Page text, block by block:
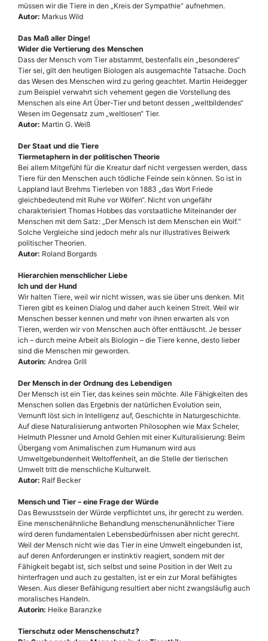
müssen wir die Tiere in den „Kreis der Sympathie“ aufnehmen.
Autor: Markus Wild
Das Maß aller Dinge!
Wider die Vertierung des Menschen
Dass der Mensch vom Tier abstammt, bestenfalls ein „besonderes“
Tier sei, gilt den heutigen Biologen als ausgemachte Tatsache. Doch
das Wesen des Menschen wird zu gering geachtet. Martin Heidegger
zum Beispiel verwahrt sich vehement gegen die Vorstellung des
Menschen als eine Art Über-Tier und betont dessen „weltbildendes“
Wesen im Gegensatz zum „weltlosen“ Tier.
Autor: Martin G. Weiß
Der Staat und die Tiere
Tiermetaphern in der politischen Theorie
Bei allem Mitgefühl für die Kreatur darf nicht vergessen werden, dass
Tiere für den Menschen auch tödliche Feinde sein können. So ist in
Lappland laut Brehms Tierleben von 1883 „das Wort Friede
gleichbedeutend mit Ruhe vor Wölfen“. Nicht von ungefähr
charakterisiert Thomas Hobbes das vorstaatliche Miteinander der
Menschen mit dem Satz: „Der Mensch ist dem Menschen ein Wolf.“
Solche Vergleiche sind jedoch mehr als nur illustratives Beiwerk
politischer Theorien.
Autor: Roland Borgards
Hierarchien menschlicher Liebe
Ich und der Hund
Wir halten Tiere, weil wir nicht wissen, was sie über uns denken. Mit
Tieren gibt es keinen Dialog und daher auch keinen Streit. Weil wir
Menschen besser kennen und mehr von ihnen erwarten als von
Tieren, werden wir von Menschen auch öfter enttäuscht. Je besser
ich – durch meine Arbeit als Biologin – die Tiere kenne, desto lieber
sind die Menschen mir geworden.
Autorin: Andrea Grill
Der Mensch in der Ordnung des Lebendigen
Der Mensch ist ein Tier, das keines sein möchte. Alle Fähigkeiten des
Menschen sollen das Ergebnis der natürlichen Evolution sein,
Vernunft löst sich in Intelligenz auf, Geschichte in Naturgeschichte.
Auf diese Naturalisierung antworten Philosophen wie Max Scheler,
Helmuth Plessner und Arnold Gehlen mit einer Kulturalisierung: Beim
Übergang vom Animalischen zum Humanum wird aus
Umweltgebundenheit Weltoffenheit, an die Stelle der tierischen
Umwelt tritt die menschliche Kulturwelt.
Autor: Ralf Becker
Mensch und Tier – eine Frage der Würde
Das Bewusstsein der Würde verpflichtet uns, ihr gerecht zu werden.
Eine menschenähnliche Behandlung menschenunähnlicher Tiere
wird deren fundamentalen Lebens­bedürfnissen aber nicht gerecht.
Weil der Mensch nicht wie das Tier in eine Umwelt eingebunden ist,
auf deren Anforderungen er instinktiv reagiert, sondern mit der
Fähigkeit begabt ist, sich selbst und seine Position in der Welt zu
hinterfragen und auch zu gestalten, ist er ein zur Moral befähigtes
Wesen. Aus dieser Befähigung resultiert aber nicht zwangsläufig auch
moralisches Handeln.
Autorin: Heike Baranzke
Tierschutz oder Menschenschutz?